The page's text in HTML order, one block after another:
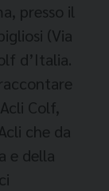
presso il
(Via
d’Italia.
Colf,
che da
e della